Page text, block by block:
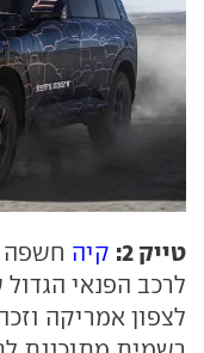
טייק 2: קיה חשפה
לרכב הפנאי
לצפון אמריקה